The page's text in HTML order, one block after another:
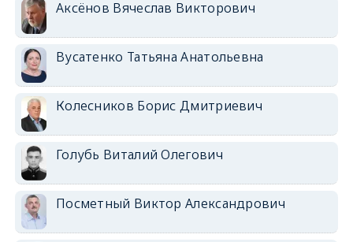
Аксёнов Вячеслав Викторович
Вусатенко Татьяна Анатольевна
Колесников Борис Дмитриевич
Голубь Виталий Олегович
Посметный Виктор Александрович